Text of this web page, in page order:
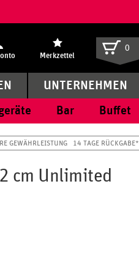
Merkzettel
0
Bar Buffet
UNTERNEHMEN
GEWÄHRLEISTUNG 14 TAGE RÜCKGABE*
cm Unlimited